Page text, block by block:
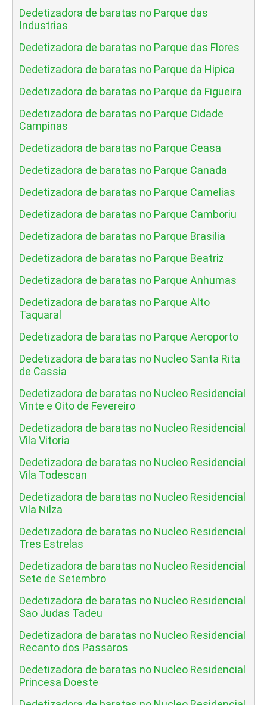
Dedetizadora de baratas no Parque das
Industrias
Dedetizadora de baratas no Parque das Flores
Dedetizadora de baratas no Parque da Hipica
Dedetizadora de baratas no Parque da Figueira
Dedetizadora de baratas no Parque Cidade
Campinas
Dedetizadora de baratas no Parque Ceasa
Dedetizadora de baratas no Parque Canada
Dedetizadora de baratas no Parque Camelias
Dedetizadora de baratas no Parque Camboriu
Dedetizadora de baratas no Parque Brasilia
Dedetizadora de baratas no Parque Beatriz
Dedetizadora de baratas no Parque Anhumas
Dedetizadora de baratas no Parque Alto
Taquaral
Dedetizadora de baratas no Parque Aeroporto
Dedetizadora de baratas no Nucleo Santa Rita
de Cassia
Dedetizadora de baratas no Nucleo Residencial
Vinte e Oito de Fevereiro
Dedetizadora de baratas no Nucleo Residencial
Vila Vitoria
Dedetizadora de baratas no Nucleo Residencial
Vila Todescan
Dedetizadora de baratas no Nucleo Residencial
Vila Nilza
Dedetizadora de baratas no Nucleo Residencial
Tres Estrelas
Dedetizadora de baratas no Nucleo Residencial
Sete de Setembro
Dedetizadora de baratas no Nucleo Residencial
Sao Judas Tadeu
Dedetizadora de baratas no Nucleo Residencial
Recanto dos Passaros
Dedetizadora de baratas no Nucleo Residencial
Princesa Doeste